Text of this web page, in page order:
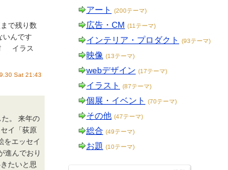
で残り数
んです
イラス
Sat 21:43
。 来年の
イ「荻原
をエッセイ
進んでおり
たいと思
アート (200テーマ)
広告・CM (11テーマ)
インテリア・プロダクト (93テーマ)
映像 (13テーマ)
webデザイン (17テーマ)
イラスト (87テーマ)
個展・イベント (70テーマ)
その他 (47テーマ)
総合 (49テーマ)
お題 (10テーマ)